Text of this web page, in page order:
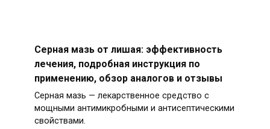
Серная мазь от лишая: эффективность
лечения, подробная инструкция по
применению, обзор аналогов и отзывы
Серная мазь — лекарственное средство с
мощными антимикробными и антисептическими
свойствами.